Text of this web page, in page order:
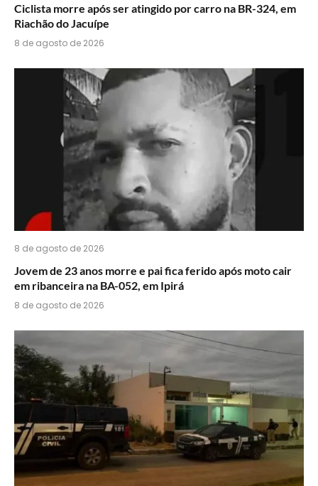
Ciclista morre após ser atingido por carro na BR-324, em
Riachão do Jacuípe
8 de agosto de 2026
8 de agosto de 2026
Jovem de 23 anos morre e pai fica ferido após moto cair
em ribanceira na BA-052, em Ipirá
8 de agosto de 2026